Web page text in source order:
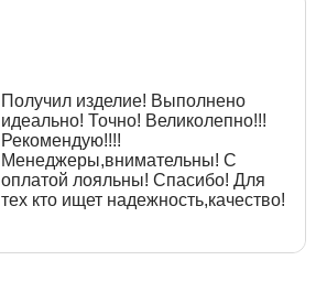
Получил изделие! Выполнено
идеально! Точно! Великолепно!!!
Рекомендую!!!!
Менеджеры,внимательны! С
оплатой лояльны! Спасибо! Для
тех кто ищет надежность,качество!